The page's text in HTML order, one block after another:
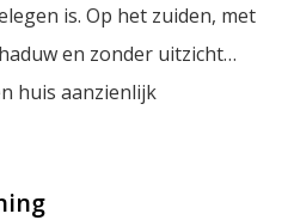
is. Op het zuiden, met
en zonder uitzicht…
huis aanzienlijk